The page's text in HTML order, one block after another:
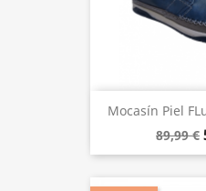
Mocasín Piel
89,99 €